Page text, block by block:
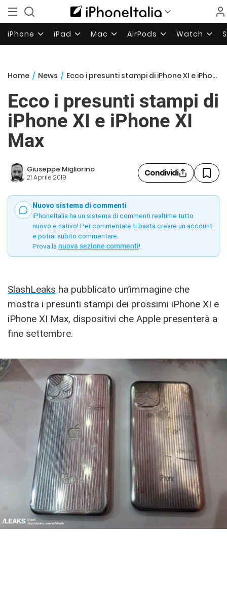
iPhone iPad Mac AirPods Watch
Home / News / Ecco i presunti stampi di iPhone XI e iPhone XI Max
Ecco i presunti stampi di
iPhone XI e iPhone XI
Max
Giuseppe Migliorino
21 Aprile 2019 Condividi
Nuovo sistema di commenti
iPhoneItalia ha un sistema di commenti realtime tutto
nuovo e nativo! Per commentare ti basta creare un account
e potrai subito commentare.
Prova la nuova sezione commenti!
SlashLeaks ha pubblicato un’immagine che
mostra i presunti stampi dei prossimi iPhone XI e
iPhone XI Max, dispositivi che Apple presenterà a
fine settembre.